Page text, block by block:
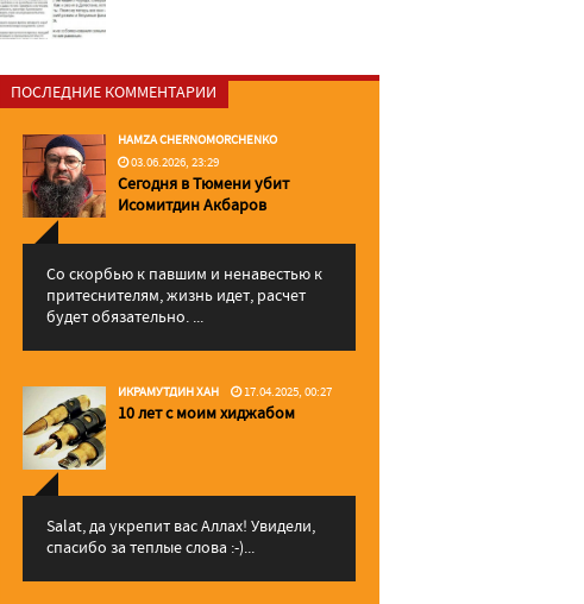
ПОСЛЕДНИЕ КОММЕНТАРИИ
HAMZA CHERNOMORCHENKO
03.06.2026, 23:29
Сегодня в Тюмени убит
Исомитдин Акбаров
Со скорбью к павшим и ненавестью к
притеснителям, жизнь идет, расчет
будет обязательно. ...
ИКРАМУТДИН ХАН 17.04.2025, 00:27
10 лет с моим хиджабом
Salat, да укрепит вас Аллаx! Увидели,
спасибо за теплые слова :-)...